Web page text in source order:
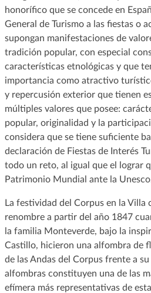
honorífico que se concede en
General de Turismo a las fiestas o
supongan manifestaciones de
tradición popular, con especial
características etnológicas y que
importancia como atractivo
y repercusión exterior que tienen
múltiples valores que posee:
popular, originalidad y la
considera que se tiene suficiente
declaración de Fiestas de Interés
todo un reto, al igual que el lograr
Patrimonio Mundial ante la
La festividad del Corpus en la Villa
renombre a partir del año 1847
la familia Monteverde, bajo la
Castillo, hicieron una alfombra de
de las Andas del Corpus frente a
alfombras constituyen una de las
efímera más representativas de